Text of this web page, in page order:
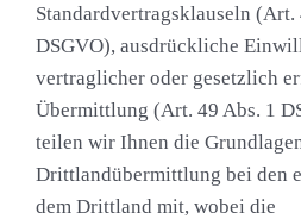
Standardvertragsklauseln
DSGVO), ausdrückliche
vertraglicher oder gesetzlich
Übermittlung (Art. 49 Abs. 1
teilen wir Ihnen die
Drittlandübermittlung bei den
dem Drittland mit, wobei die